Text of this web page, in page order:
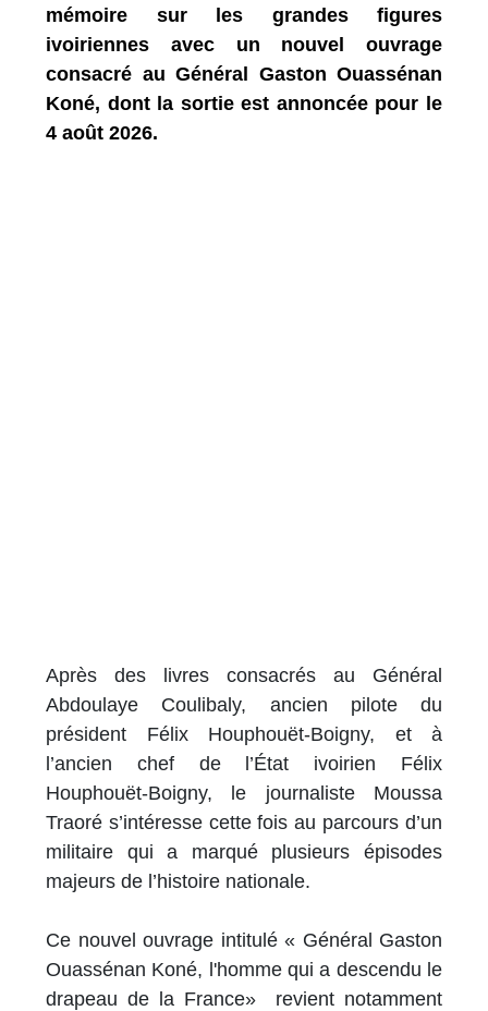
mémoire sur les grandes figures
ivoiriennes avec un nouvel ouvrage
consacré au Général Gaston Ouassénan
Koné, dont la sortie est annoncée pour le
4 août 2026.
Après des livres consacrés au Général
Abdoulaye Coulibaly, ancien pilote du
président Félix Houphouët-Boigny, et à
l’ancien chef de l’État ivoirien Félix
Houphouët-Boigny, le journaliste Moussa
Traoré s’intéresse cette fois au parcours d’un
militaire qui a marqué plusieurs épisodes
majeurs de l’histoire nationale.
Ce nouvel ouvrage intitulé « Général Gaston
Ouassénan Koné, l'homme qui a descendu le
drapeau de la France» revient notamment